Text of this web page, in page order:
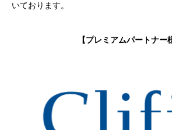
いております。
【プレミアムパートナー